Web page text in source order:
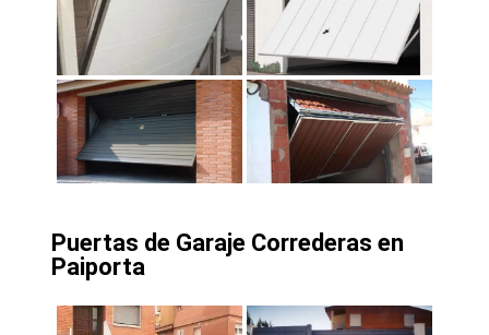
Puertas de Garaje Correderas en
Paiporta